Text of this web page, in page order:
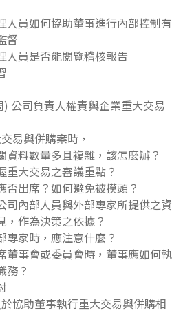
人員如何協助董事進行內部控制有
督
人員是否能閱覽稽核報告
公司負責人權責與企業重大交易
易與併購案時，
資料數量多且複雜，該怎麼辦？
重大交易之審議重點？
否出席？如何避免被摸頭？
司內部人員與外部專家所提供之資
，作為決策之依據？
專家時，應注意什麼？
董事會或委員會時，董事應如何執
務？
協助董事執行重大交易與併購相